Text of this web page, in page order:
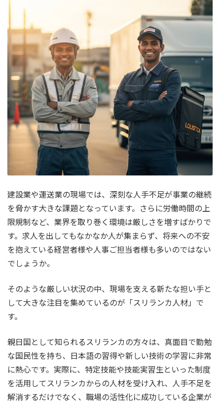
建設業や運送業の現場では、深刻な人手不足が事業の継続
を脅かす大きな課題となっています。さらに労働時間の上
限規制など、業界を取り巻く環境は厳しさを増すばかりで
す。求人を出してもなかなか人が集まらず、将来への不安
を抱えている経営者様や人事ご担当者様も多いのではない
でしょうか。
そのような厳しい状況の中、現場を支える新たな担い手と
して大きな注目を集めているのが「スリランカ人材」で
す。
親日国として知られるスリランカの方々は、真面目で勤勉
な国民性を持ち、日本語の習得や新しい技術の学習に非常
に熱心です。実際に、特定技能や技能実習生といった制度
を活用してスリランカからの人材を受け入れ、人手不足を
解消するだけでなく、職場の活性化に成功している企業が